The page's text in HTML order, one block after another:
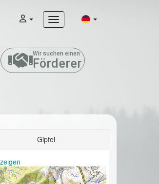
Wir suchen einen
Förderer
Gipfel